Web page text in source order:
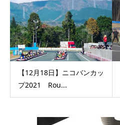
【12月18日】ニコバンカッ
プ2021 Rou...